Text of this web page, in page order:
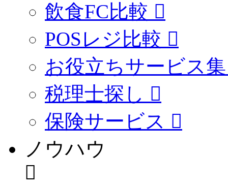
飲食FC比較
POSレジ比較
お役立ちサービス集
税理士探し
保険サービス
ノウハウ